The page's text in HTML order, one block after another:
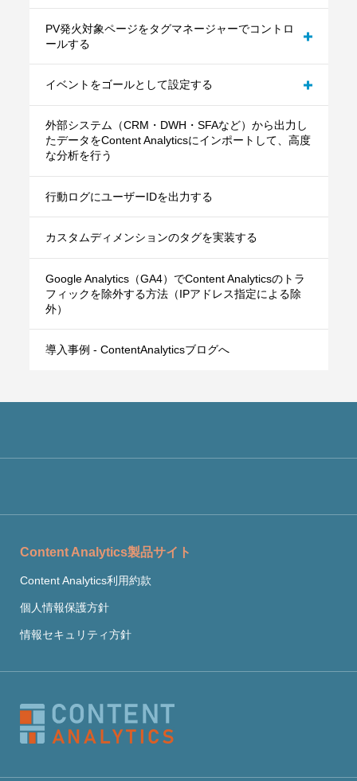
ールとして設定する
PV発火対象ページをタグマネージャーでコントロ
ールする
パターンC：テキスト系ボタンのクリックイベン
トをゴールとして設定する
イベントをゴールとして設定する
記事の読了をゴールとして設定する
外部システム（CRM・DWH・SFAなど）から出力し
たデータをContent Analyticsにインポートして、高度
な分析を行う
行動ログにユーザーIDを出力する
カスタムディメンションのタグを実装する
Google Analytics（GA4）でContent Analyticsのトラ
フィックを除外する方法（IPアドレス指定による除
外）
導入事例 - ContentAnalyticsブログへ
Content Analytics製品サイト
Content Analytics利用約款
個人情報保護方針
情報セキュリティ方針